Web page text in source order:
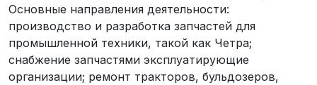
Основные направления деятельности:
производство и разработка запчастей для
промышленной техники, такой как Четра;
снабжение запчастями эксплуатирующие
организации; ремонт тракторов, бульдозеров,